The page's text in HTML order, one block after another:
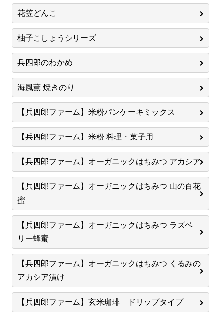
花笠どんこ
柚子こしょうシリーズ
兵四郎のわかめ
海風薫 焼きのり
【兵四郎ファーム】米粉パンケーキミックス
【兵四郎ファーム】米粉 料理・菓子用
【兵四郎ファーム】オーガニックはちみつ アカシア
【兵四郎ファーム】オーガニックはちみつ 山の百花
蜜
【兵四郎ファーム】オーガニックはちみつ ラズベ
リー蜂蜜
【兵四郎ファーム】オーガニックはちみつ くるみの
アカシア漬け
【兵四郎ファーム】玄米珈琲 ドリップタイプ